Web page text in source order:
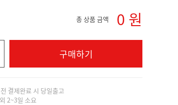
총 상품 금액 0 원
구매하기
결제완료 시 당일출고
2~3일 소요